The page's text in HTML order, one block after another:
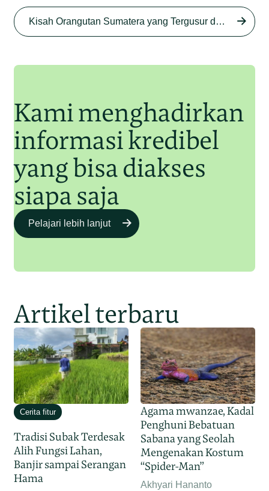
Sumatera di Rawa Tripa
Junaidi Hanafiah 27 Agu 2025
Begini Modus Perburuan
Kisah Orangutan Sumatera yang Tergusur dari Rumah Sendiri series
Kami menghadirkan
informasi kredibel
yang bisa diakses
siapa saja
Pelajari lebih lanjut
Artikel terbaru
Cerita fitur
Tradisi Subak Terdesak
Alih Fungsi Lahan,
Banjir sampai Serangan
Hama
Agama mwanzae, Kadal
Penghuni Bebatuan
Sabana yang Seolah
Mengenakan Kostum
“Spider-Man”
Akhyari Hananto